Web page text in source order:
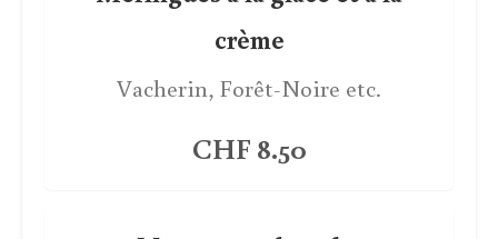
crème
Vacherin, Forêt-Noire etc.
CHF 8.50